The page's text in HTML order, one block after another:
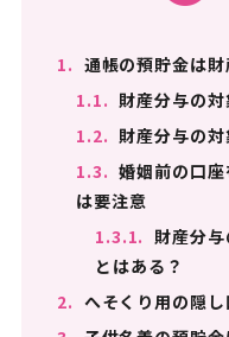
1. 通帳の預貯金は
1.1. 財産分与の
1.2. 財産分与の
1.3. 婚姻前の口
は要注意
1.3.1. 財産分
とはある？
2. へそくり用の隠